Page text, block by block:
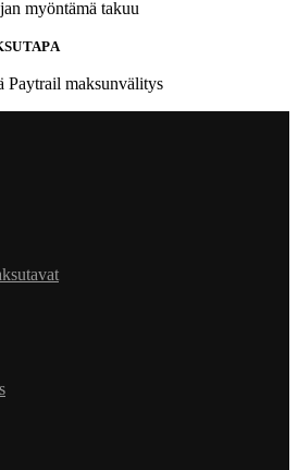
myöntämä takuu
Paytrail maksunvälitys